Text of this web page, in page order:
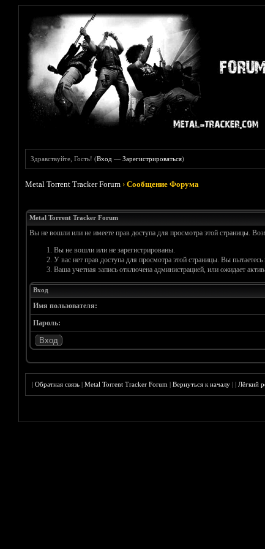
Здравствуйте, Гость! (Вход —Зарегистрироваться)
Metal Torrent Tracker Forum ›Сообщение Форума
Metal Torrent Tracker Forum
Вы не вошли или не имеете прав доступа для просмотра этой страницы.
Вы не вошли или не зарегистрированы.
У вас нет прав доступа для просмотра этой страницы. Вы
Ваша учетная запись отключена администрацией, или ожидает
Вход
Имя пользователя:
Пароль:
|Обратная связь |Metal Torrent Tracker Forum |Вернуться к началу ||Лёгкий